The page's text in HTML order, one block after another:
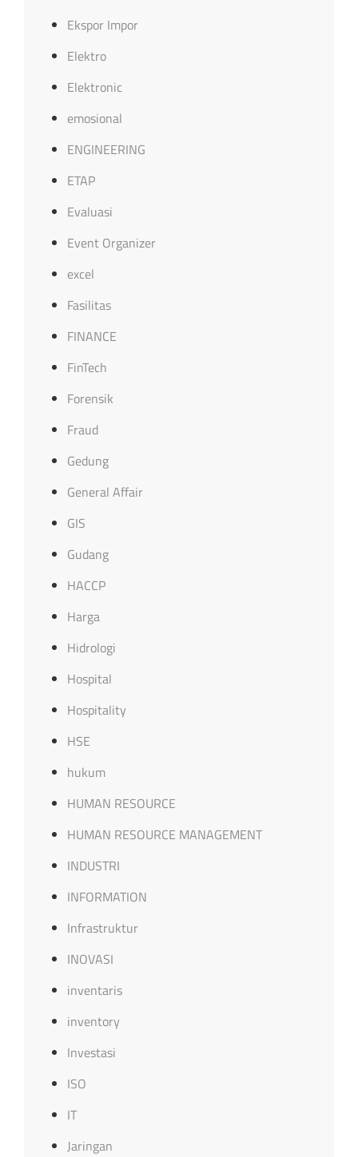
Ekspor Impor
Elektro
Elektronic
emosional
ENGINEERING
ETAP
Evaluasi
Event Organizer
excel
Fasilitas
FINANCE
FinTech
Forensik
Fraud
Gedung
General Affair
GIS
Gudang
HACCP
Harga
Hidrologi
Hospital
Hospitality
HSE
hukum
HUMAN RESOURCE
HUMAN RESOURCE MANAGEMENT
INDUSTRI
INFORMATION
Infrastruktur
INOVASI
inventaris
inventory
Investasi
ISO
IT
Jaringan